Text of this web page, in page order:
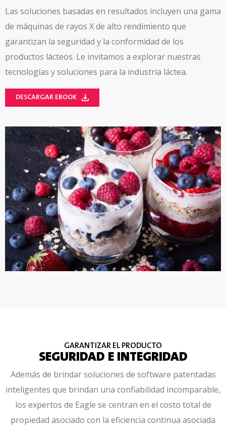
Las soluciones basadas en resultados incluyen una gama
de máquinas de rayos X de alto rendimiento que
garantizan la seguridad y la conformidad de los
productos lácteos. Le invitamos a explorar nuestras
tecnologías y soluciones para la industria láctea.
DESCARGAR EBOOK
GARANTIZAR EL PRODUCTO
SEGURIDAD E INTEGRIDAD
Además de brindar soluciones de software patentadas
inteligentes que brindan una confiabilidad incomparable,
los expertos de Eagle se centran en el costo total de
propiedad asociado con la eficiencia continua asociada